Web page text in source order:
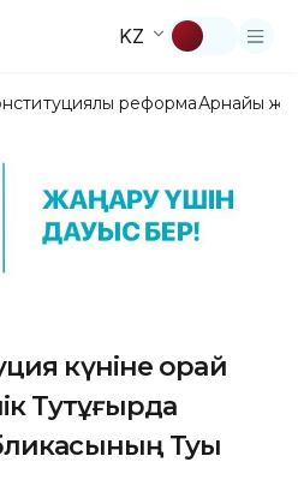
KZ
реформаАрнайы
күніне орай
Тутұғырда
Туы